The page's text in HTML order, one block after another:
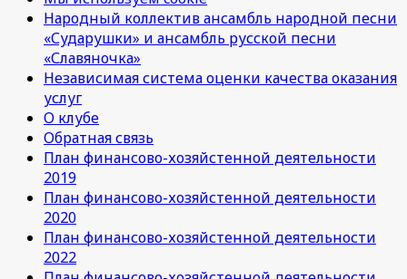
Народный коллектив ансамбль народной песни
«Сударушки» и ансамбль русской песни
«Славяночка»
Независимая система оценки качества оказания
услуг
О клубе
Обратная связь
План финансово-хозяйстенной деятельности
2019
План финансово-хозяйстенной деятельности
2020
План финансово-хозяйстенной деятельности
2022